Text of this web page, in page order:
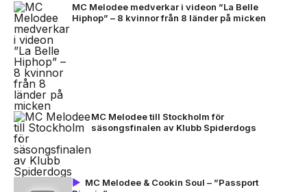
MC Melodee medverkar i videon ”La Belle
Hiphop” – 8 kvinnor från 8 länder på micken
MC Melodee till Stockholm för
säsongsfinalen av Klubb Spiderdogs
MC Melodee & Cookin Soul – ”Passport